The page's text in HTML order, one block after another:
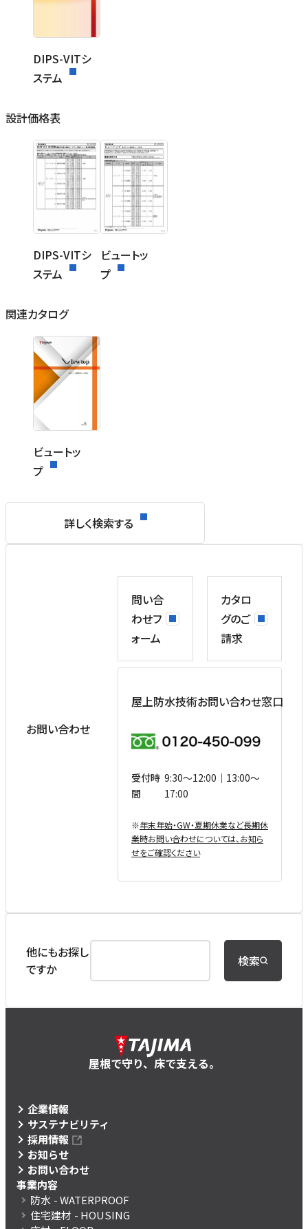
DIPS-VITシ
ステム
設計価格表
DIPS-VITシ
ステム
ビュートッ
プ
関連カタログ
ビュートッ
プ
詳しく検索する
お問い合わせ
問い合
わせフ
ォーム
カタロ
グのご
請求
屋上防水技術お問い合わせ窓口
受付時
間
9:30〜12:00｜13:00〜
17:00
※年末年始・GW・夏期休業など⻑期休
業時お問い合わせについては、お知ら
せをご確認ください
他にもお探し
ですか
検索
屋根で守り、床で支える。
企業情報
サステナビリティ
採用情報
お知らせ
お問い合わせ
事業内容
防水 - WATERPROOF
住宅建材 - HOUSING